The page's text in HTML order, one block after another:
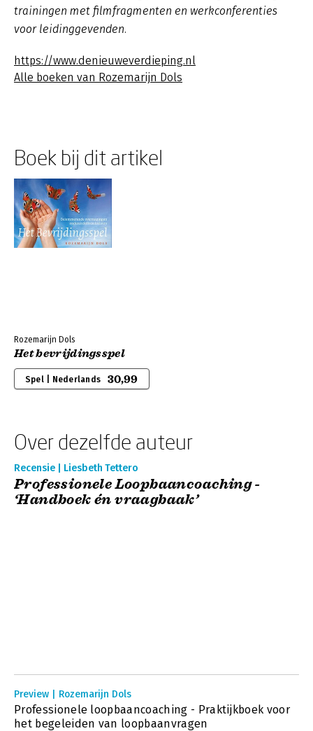
trainingen met filmfragmenten en werkconferenties
voor leidinggevenden.
https://www.denieuweverdieping.nl
Alle boeken van Rozemarijn Dols
Boek bij dit artikel
Rozemarijn Dols
Het bevrijdingsspel
Spel | Nederlands 30,99
Over dezelfde auteur
Recensie | Liesbeth Tettero
Professionele Loopbaancoaching -
‘Handboek én vraagbaak’
Preview | Rozemarijn Dols
Professionele loopbaancoaching - Praktijkboek voor
het begeleiden van loopbaanvragen